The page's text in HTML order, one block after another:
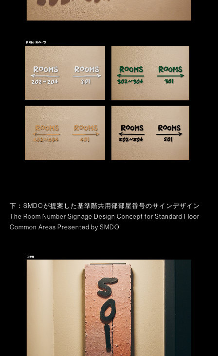
下：SMDOが提案した基準階共用部部屋番号のサインデザイン
The Room Number Signage Design Concept for Standard Floor
Common Areas Presented by SMDO